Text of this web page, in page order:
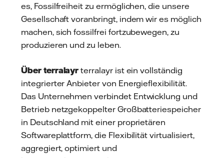
es, Fossilfreiheit zu ermöglichen, die unsere
Gesellschaft voranbringt, indem wir es möglich
machen, sich fossilfrei fortzubewegen, zu
produzieren und zu leben.
Über terralayrterralayr ist ein vollständig
integrierter Anbieter von Energieflexibilität.
Das Unternehmen verbindet Entwicklung und
Betrieb netzgekoppelter Großbatteriespeicher
in Deutschland mit einer proprietären
Softwareplattform, die Flexibilität virtualisiert,
aggregiert, optimiert und